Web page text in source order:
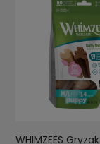
WHIMZEES Gryzak